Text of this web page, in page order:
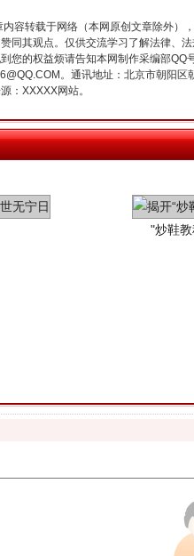
内容转载于网络（本网原创文章除外
同其观点。仅供交流学习了解法律、
您的权益烦请告知本网制作采编部
。通讯地址：北京市朝阳
：XXXXX网站。